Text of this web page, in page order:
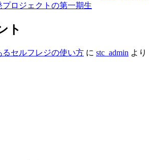
ロジェクトの第一期生
ト
るセルフレジの使い方 に stc_admin より